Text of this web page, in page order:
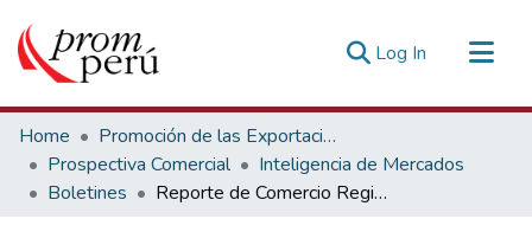
Log In (current)
Communities & Collections
All of DSpace
Statistics
Home
Promoción de las Exportaciones
Prospectiva Comercial
Inteligencia de Mercados
Boletines
Reporte de Comercio Regional RCR La Libertad 2021 I semestre